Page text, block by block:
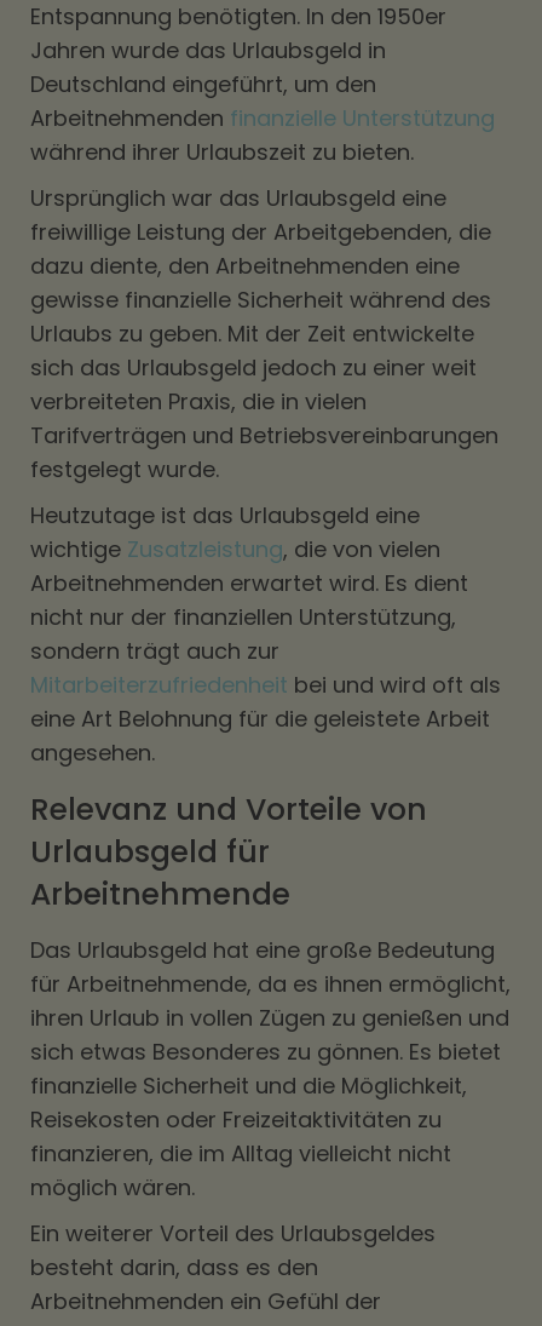
Entspannung benötigten. In den 1950er
Jahren wurde das Urlaubsgeld in
Deutschland eingeführt, um den
Arbeitnehmenden finanzielle Unterstützung
während ihrer Urlaubszeit zu bieten.
Ursprünglich war das Urlaubsgeld eine
freiwillige Leistung der Arbeitgebenden, die
dazu diente, den Arbeitnehmenden eine
gewisse finanzielle Sicherheit während des
Urlaubs zu geben. Mit der Zeit entwickelte
sich das Urlaubsgeld jedoch zu einer weit
verbreiteten Praxis, die in vielen
Tarifverträgen und Betriebsvereinbarungen
festgelegt wurde.
Heutzutage ist das Urlaubsgeld eine
wichtige Zusatzleistung, die von vielen
Arbeitnehmenden erwartet wird. Es dient
nicht nur der finanziellen Unterstützung,
sondern trägt auch zur
Mitarbeiterzufriedenheit bei und wird oft als
eine Art Belohnung für die geleistete Arbeit
angesehen.
Relevanz und Vorteile von
Urlaubsgeld für
Arbeitnehmende
Das Urlaubsgeld hat eine große Bedeutung
für Arbeitnehmende, da es ihnen ermöglicht,
ihren Urlaub in vollen Zügen zu genießen und
sich etwas Besonderes zu gönnen. Es bietet
finanzielle Sicherheit und die Möglichkeit,
Reisekosten oder Freizeitaktivitäten zu
finanzieren, die im Alltag vielleicht nicht
möglich wären.
Ein weiterer Vorteil des Urlaubsgeldes
besteht darin, dass es den
Arbeitnehmenden ein Gefühl der